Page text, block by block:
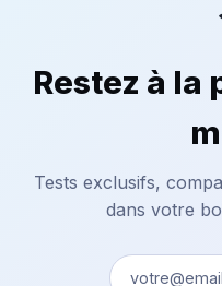
Restez à la
Tests exclusifs,
dans votre